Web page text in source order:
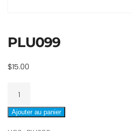
PLU099
$15.00
PLU099
Ajouter au panier